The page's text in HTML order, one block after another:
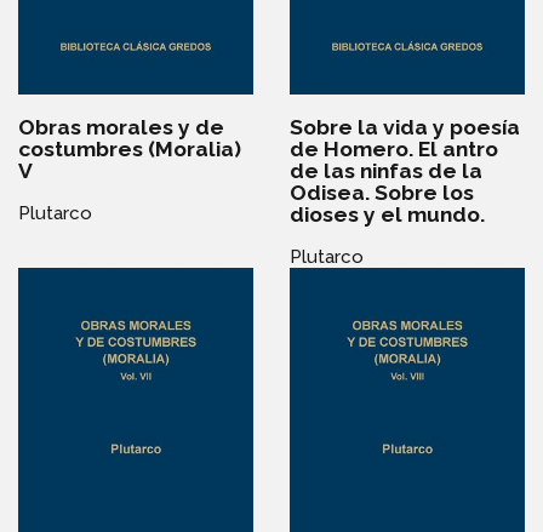
Obras morales y de
costumbres (Moralia)
V
Plutarco
Sobre la vida y poesía
de Homero. El antro
de las ninfas de la
Odisea. Sobre los
dioses y el mundo.
Plutarco